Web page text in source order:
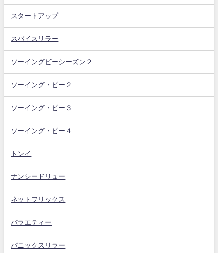
スタートアップ
スパイスリラー
ソーイングビーシーズン２
ソーイング・ビー２
ソーイング・ビー３
ソーイング・ビー４
トンイ
ナンシードリュー
ネットフリックス
バラエティー
パニックスリラー